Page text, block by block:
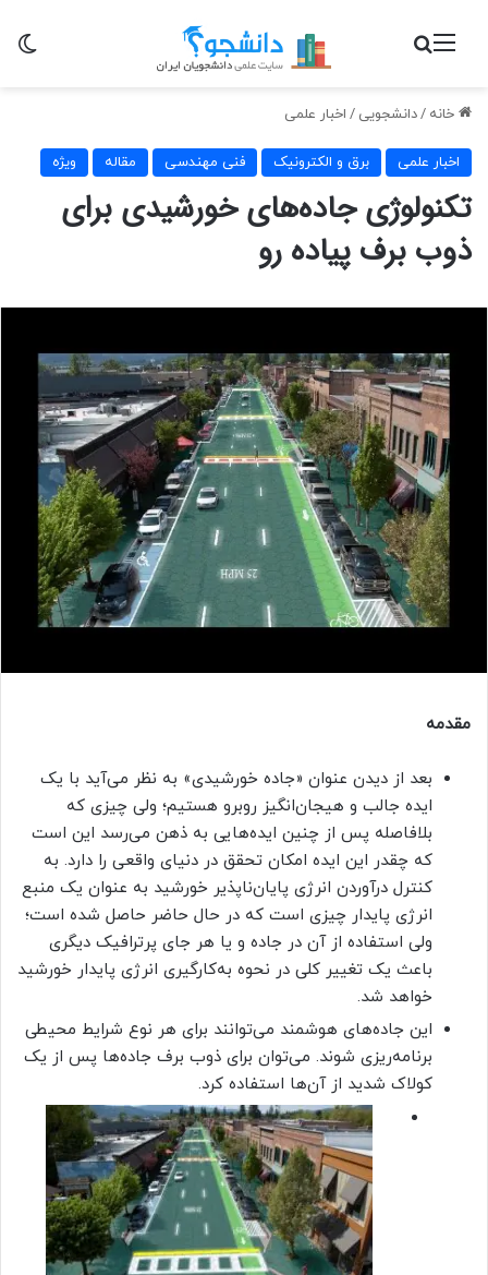
منو جستجو برای
خانه /دانشجویی / اخبار علمی
اخبار علمی برق و الکترونیک فنی مهندسی مقاله ویژه
تکنولوژی جاده‌های خورشیدی برای
ذوب برف پیاده رو
مقدمه
بعد از دیدن عنوان «جاده خورشیدی» به نظر می‌آید با یک
ایده جالب و هیجان‌انگیز روبرو هستیم؛ ولی چیزی که
بلافاصله پس از چنین ایده‌هایی به ذهن می‌رسد این است
که چقدر این ایده امکان تحقق در دنیای واقعی را دارد. به
کنترل درآوردن انرژی پایان‌ناپذیر خورشید به عنوان یک منبع
انرژی پایدار چیزی است که در حال حاضر حاصل شده است؛
ولی استفاده از آن در جاده و یا هر جای پرترافیک دیگری
باعث یک تغییر کلی در نحوه به‌کارگیری انرژی پایدار خورشید
خواهد شد.
این جاده‌های هوشمند می‌توانند برای هر نوع شرایط محیطی
برنامه‌ریزی شوند. می‌توان برای ذوب برف جاده‌ها پس از یک
کولاک شدید از آن‌ها استفاده کرد.